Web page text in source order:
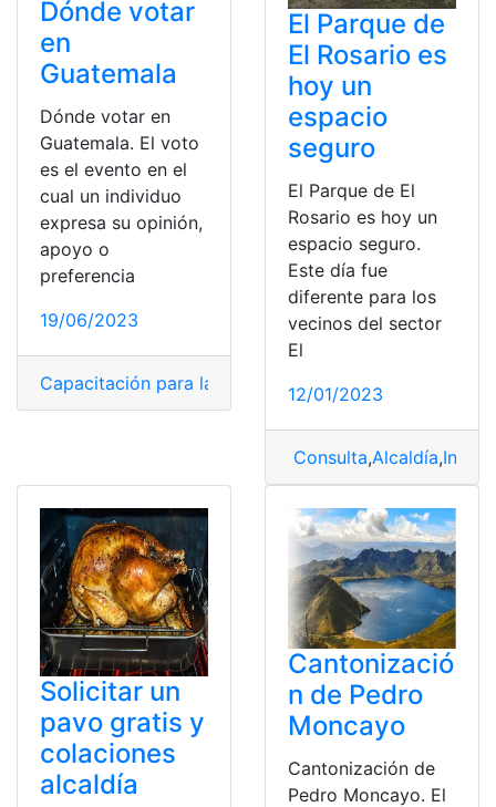
Dónde votar
en
Guatemala
Dónde votar en
Guatemala. El voto
es el evento en el
cual un individuo
expresa su opinión,
apoyo o
preferencia
19/06/2023
Capacitación para las elecciones, Elecciones
El Parque de
El Rosario es
hoy un
espacio
seguro
El Parque de El
Rosario es hoy un
espacio seguro.
Este día fue
diferente para los
vecinos del sector
El
12/01/2023
Consulta,Alcaldía,
Solicitar un
pavo gratis y
colaciones
alcaldía
Cantonizació
n de Pedro
Moncayo
Cantonización de
Pedro Moncayo. El